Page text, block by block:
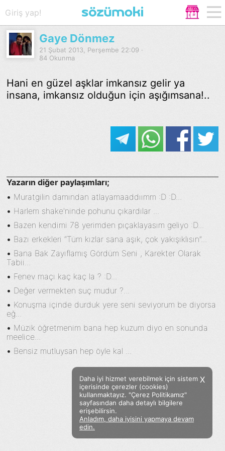
Facebook Twitter Instagram
Sözümoki © 2020 - V.8
Giriş yap!
Gaye Dönmez
21 Şubat 2013, Perşembe 22:09 ·
84 Okunma
Hani en güzel aşklar imkansız gelir ya
insana, imkansız olduğun için aşığımsana!..
Yazarın diğer paylaşımları;
• Muratgilin damından atlayamaaddıımm :D :D...
• Harlem shake'ninde pohunu çıkardılar ...
• Bazen kendimi 78 yerimden pıçaklayasım geliyo :D...
• Bazı erkekleri “Tüm kızlar sana aşık, çok yakışıklısın”...
• Bana Bak Zayıflamış Gördüm Seni , Karekter Olarak
Tabii...
• Fenev maçı kaç kaç la ? :D...
• Değer vermekten suç mudur ?...
• Konuşma içinde durduk yere seni seviyorum be diyorsa
eğ...
• Müzik öğretmenim bana hep kuzum diyo en sonunda
meelice...
• Bensiz mutluysan hep öyle kal ...
X
Daha iyi hizmet verebilmek için sistem
içerisinde çerezler (cookies)
kullanmaktayız. "Çerez Politikamız"
sayfasından daha detaylı bilgilere
erişebilirsin.
Anladım, daha iyisini yapmaya devam
edin.